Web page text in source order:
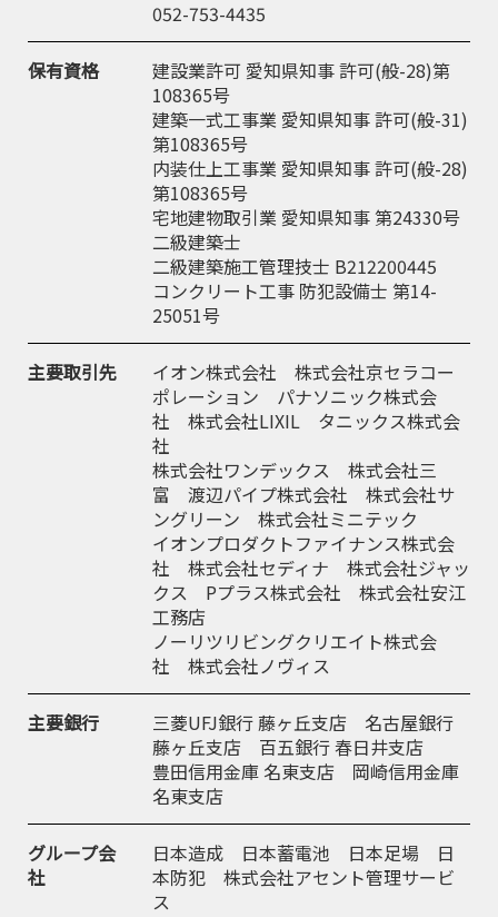
052-753-4435
保有資格
建設業許可 愛知県知事 許可(般-28)第
108365号
建築一式工事業 愛知県知事 許可(般-31)
第108365号
内装仕上工事業 愛知県知事 許可(般-28)
第108365号
宅地建物取引業 愛知県知事 第24330号
二級建築士
二級建築施工管理技士 B212200445
コンクリート工事 防犯設備士 第14-
25051号
主要取引先
イオン株式会社 株式会社京セラコー
ポレーション パナソニック株式会
社 株式会社LIXIL タニックス株式会
社
株式会社ワンデックス 株式会社三
富 渡辺パイプ株式会社 株式会社サ
ングリーン 株式会社ミニテック
イオンプロダクトファイナンス株式会
社 株式会社セディナ 株式会社ジャッ
クス Pプラス株式会社 株式会社安江
工務店
ノーリツリビングクリエイト株式会
社 株式会社ノヴィス
主要銀行
三菱UFJ銀行 藤ヶ丘支店 名古屋銀行
藤ヶ丘支店 百五銀行 春日井支店
豊田信用金庫 名東支店 岡崎信用金庫
名東支店
グループ会
社
日本造成 日本蓄電池 日本足場 日
本防犯 株式会社アセント管理サービ
ス